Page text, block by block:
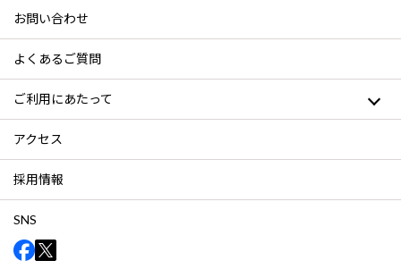
お問い合わせ
よくあるご質問
ご利用にあたって
アクセス
採用情報
SNS